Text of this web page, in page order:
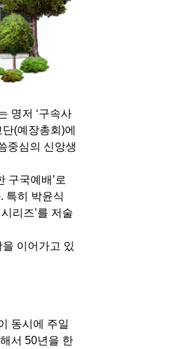
명저 ‘구속사
(예장총회)에
중심의 신앙생
구국예배’로
특히 박윤식
리즈’를 저술
이어가고 있
동시에 주일
서 50년을 한